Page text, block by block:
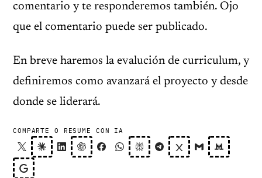
comentario y te responderemos también. Ojo
que el comentario puede ser publicado.
En breve haremos la evalución de curriculum, y
definiremos como avanzará el proyecto y desde
donde se liderará.
COMPARTE O RESUME CON IA